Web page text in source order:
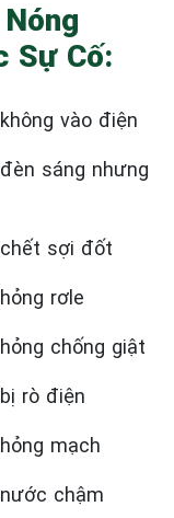
Sự Cố:
vào điện
sáng nhưng
sợi đốt
rơle
chống giật
rò điện
mạch
chậm